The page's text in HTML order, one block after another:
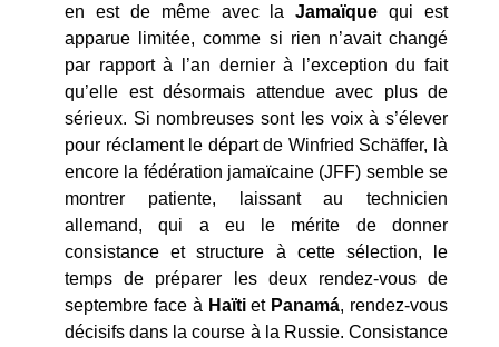
en est de même avec laJamaïque qui est
apparue limitée, comme si rien n’avait changé
par rapport à l’an dernier à l’exception du fait
qu’elle est désormais attendue avec plus de
sérieux. Si nombreuses sont les voix à s’élever
pour réclament le départ de Winfried Schäffer, là
encore la fédération jamaïcaine (JFF) semble se
montrer patiente, laissant au technicien
allemand, qui a eu le mérite de donner
consistance et structure à cette sélection, le
temps de préparer les deux rendez-vous de
septembre face à Haïtiet Panamá, rendez-vous
décisifs dans la course à la Russie. Consistance